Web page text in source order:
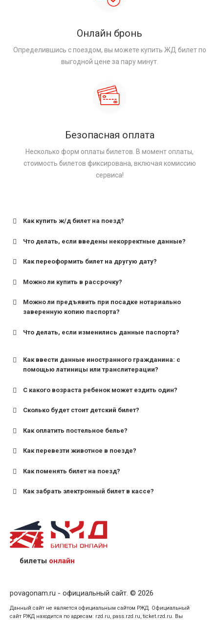
Онлайн бронь
Определившись с поездом, вы можете купить ЖД билет по
выгодной цене за пару минут.
Безопасная оплата
Несколько форм оплаты билетов. В момент оплаты,
стоимость билетов фиксирована, включая комиссию
сервиса!
Как купить ж/д билет на поезд?
Что делать, если введены некорректные данные?
Как переоформить билет на другую дату?
Можно ли купить в рассрочку?
Можно ли предъявить при посадке нотариально
заверенную копию паспорта?
Что делать, если изменились данные паспорта?
Как ввести данные иностранного гражданина: с
помощью латиницы или транслитерации?
С какого возраста ребенок может ездить один?
для поездов дальнего следования — от 10 лет и
для пригородных поездов — от 7 лет.
Сколько будет стоит детский билет?
Как оплатить постельное белье?
Как перевезти животное в поезде?
Как поменять билет на поезд?
Как забрать электронный билет в кассе?
назвав кассиру 14-значный номер заказа;
предъявив удостоверение личности пассажира, на
кого оформлен билет.
билеты онлайн
povagonam.ru - официальный сайт. © 2026
Данный сайт не является официальным сайтом РЖД. Официальный
сайт РЖД находится по адресам: rzd.ru, pass.rzd.ru, ticket.rzd.ru. Вы